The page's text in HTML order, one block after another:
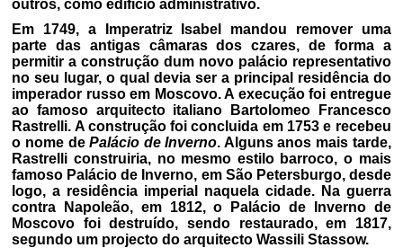
outros, como edifício administrativo.
Em 1749, a Imperatriz Isabel mandou remover uma
parte das antigas câmaras dos czares, de forma a
permitir a construção dum novo palácio representativo
no seu lugar, o qual devia ser a principal residência do
imperador russo em Moscovo. A execução foi entregue
ao famoso arquitecto italiano Bartolomeo Francesco
Rastrelli. A construção foi concluida em 1753 e recebeu
o nome dePalácio de Inverno. Alguns anos mais tarde,
Rastrelli construiria, no mesmo estilo barroco, o mais
famoso Palácio de Inverno, em São Petersburgo, desde
logo, a residência imperial naquela cidade. Na guerra
contra Napoleão, em 1812, o Palácio de Inverno de
Moscovo foi destruído, sendo restaurado, em 1817,
segundo um projecto do arquitecto Wassili Stassow.